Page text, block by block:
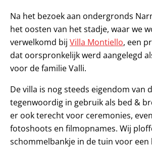
Na het bezoek aan ondergronds
het oosten van het stadje, waar we
verwelkomd bij Villa Montiello, een
dat oorspronkelijk werd aangelegd
voor de familie Valli.
De villa is nog steeds eigendom van
tegenwoordig in gebruik als bed &
er ook terecht voor ceremonies,
fotoshoots en filmopnames. Wij
schommelbankje in de tuin voor een